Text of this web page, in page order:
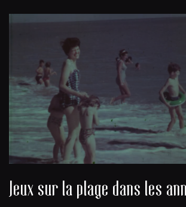
Jeux sur la plage dans les